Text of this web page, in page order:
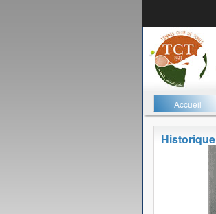
Accueil
Historique